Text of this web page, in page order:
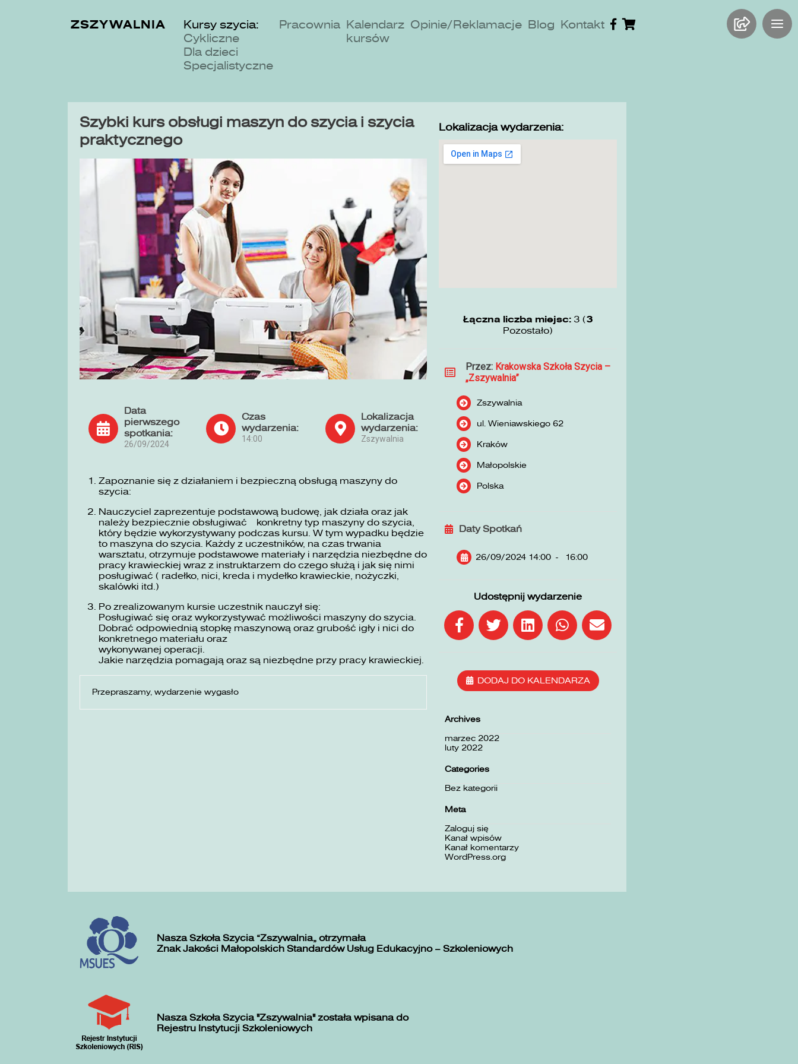
ZSZYWALNIA
Kursy szycia:
Cykliczne
Dla dzieci
Specjalistyczne
Pracownia Kalendarz
kursów
Opinie/Reklamacje Blog Kontakt
Szybki kurs obsługi maszyn do szycia i szycia
praktycznego
Data
pierwszego
spotkania:
26/09/2024
Czas
wydarzenia:
14:00
Lokalizacja
wydarzenia:
Zszywalnia
Zapoznanie się z działaniem i bezpieczną obsługą maszyny do
szycia:
Nauczyciel zaprezentuje podstawową budowę, jak działa oraz jak
należy bezpiecznie obsługiwać konkretny typ maszyny do szycia,
który będzie wykorzystywany podczas kursu. W tym wypadku będzie
to maszyna do szycia. Każdy z uczestników, na czas trwania
warsztatu, otrzymuje podstawowe materiały i narzędzia niezbędne do
pracy krawieckiej wraz z instruktarzem do czego służą i jak się nimi
posługiwać ( radełko, nici, kreda i mydełko krawieckie, nożyczki,
skalówki itd.)
Po zrealizowanym kursie uczestnik nauczył się:
Posługiwać się oraz wykorzystywać możliwości maszyny do szycia.
Dobrać odpowiednią stopkę maszynową oraz grubość igły i nici do
konkretnego materiału oraz
wykonywanej operacji.
Jakie narzędzia pomagają oraz są niezbędne przy pracy krawieckiej.
Przepraszamy, wydarzenie wygasło
Lokalizacja wydarzenia:
Łączna liczba miejsc: 3 (3
Pozostało)
Przez: Krakowska Szkoła Szycia –
„Zszywalnia”
Zszywalnia
ul. Wieniawskiego 62
Kraków
Małopolskie
Polska
Daty Spotkań
26/09/2024 14:00 - 16:00
Udostępnij wydarzenie
DODAJ DO KALENDARZA
Archives
marzec 2022
luty 2022
Categories
Bez kategorii
Meta
Zaloguj się
Kanał wpisów
Kanał komentarzy
WordPress.org
Nasza Szkoła Szycia „Zszywalnia” otrzymała
Znak Jakości Małopolskich Standardów Usług Edukacyjno – Szkoleniowych
Nasza Szkoła Szycia "Zszywalnia" została wpisana do
Rejestru Instytucji Szkoleniowych